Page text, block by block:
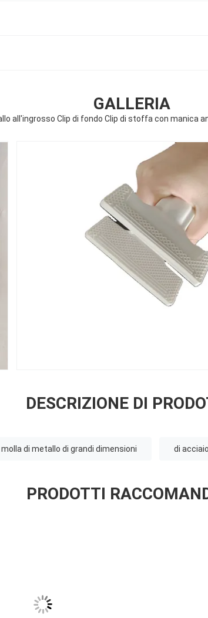
GALLERIA
all'ingrosso Clip di fondo Clip di stoffa con manica
DESCRIZIONE DI
di metallo di grandi dimensioni di
PRODOTTI